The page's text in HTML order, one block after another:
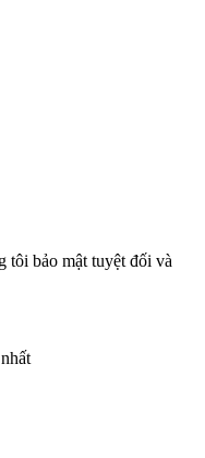
tôi bảo mật tuyệt đối và